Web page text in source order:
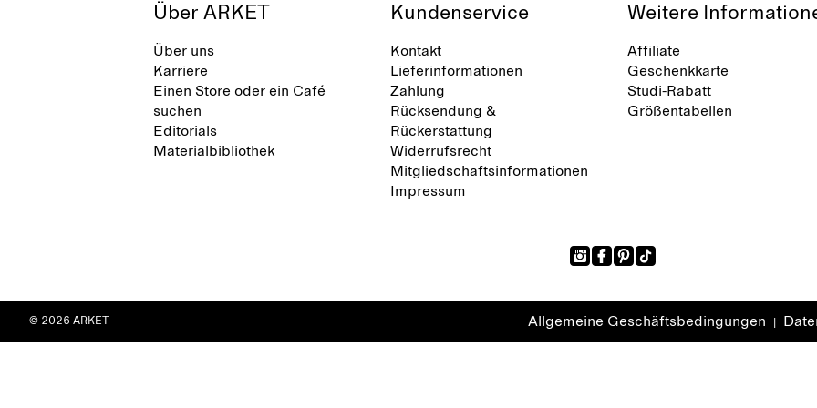
Über ARKET
Über uns
Karriere
Einen Store oder ein Café
suchen
Editorials
Materialbibliothek
Kundenservice
Kontakt
Lieferinformationen
Zahlung
Rücksendung &
Rückerstattung
Widerrufsrecht
Mitgliedschaftsinformationen
Impressum
Weitere
Affiliate
Geschenkkarte
Studi-Rabatt
Größentabellen
Allgemeine Geschäftsbedingungen
© 2026 ARKET